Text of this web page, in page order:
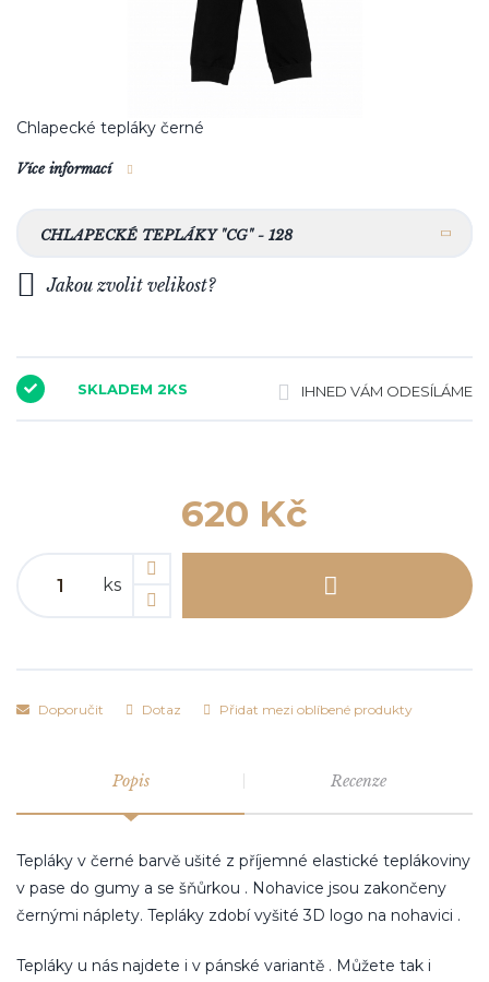
Chlapecké tepláky černé
Více informací
CHLAPECKÉ TEPLÁKY "CG" - 128
Jakou zvolit velikost?
SKLADEM 2KS IHNED VÁM ODESÍLÁME
620 Kč
ks
Doporučit Dotaz Přidat mezi oblíbené produkty
Popis Recenze
Tepláky v černé barvě ušité z příjemné elastické teplákoviny
v pase do gumy a se šňůrkou . Nohavice jsou zakončeny
černými náplety. Tepláky zdobí vyšité 3D logo na nohavici .
Tepláky u nás najdete i v pánské variantě . Můžete tak i